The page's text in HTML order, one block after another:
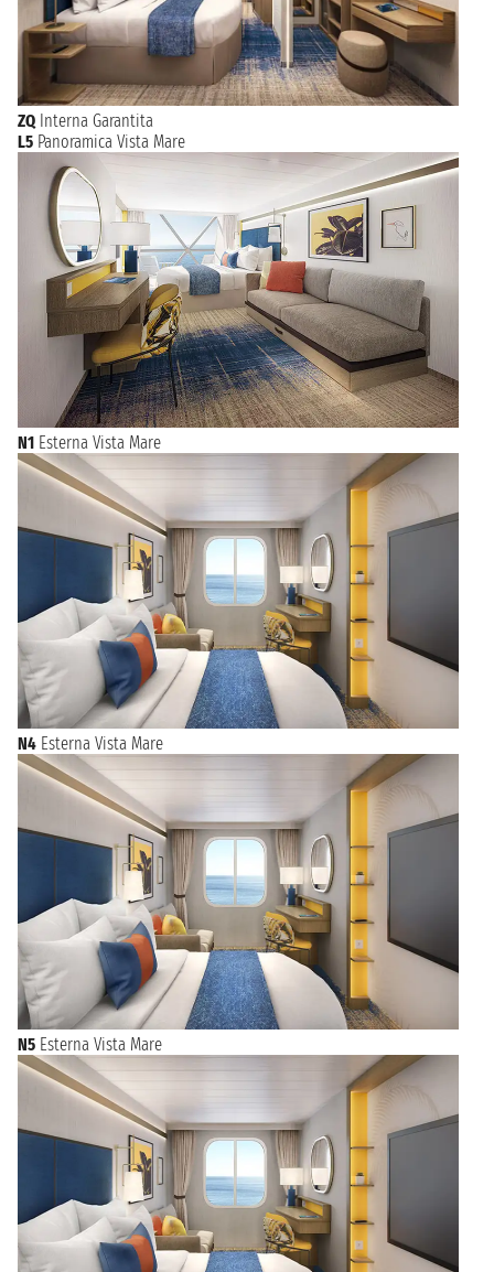
ZQ Interna Garantita
L5 Panoramica Vista Mare
N1 Esterna Vista Mare
N4 Esterna Vista Mare
N5 Esterna Vista Mare